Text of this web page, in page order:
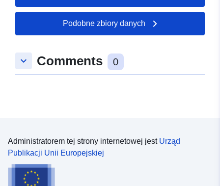
Podobne zbiory danych
keyboard_arrow_down Comments 0
Administratorem tej strony internetowej jest Urząd
Publikacji Unii Europejskiej